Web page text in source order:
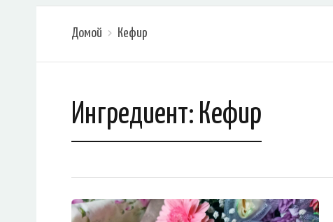
Домой Кефир
Ингредиент: Кефир